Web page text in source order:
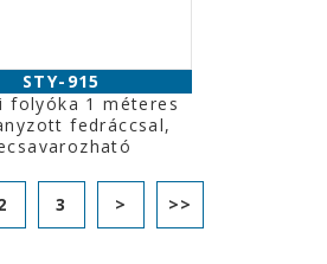
STY-915
folyóka 1 méteres
fedráccsal,
3 > >>